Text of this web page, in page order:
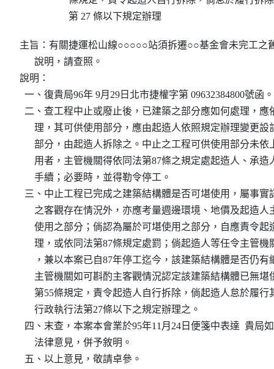
第 27 條以下規定辦理
主旨：有關捷運松山線○○○○○站須拆遷○○基金會未完工之
      說明，請查照。
說明：
  一、復貴局96年 9月29日北市捷權字第 09632384800號函。
二、查工程中止或廢止後，已建築之部分應如何處理，
理，其可供使用部分，應由起造人依照規定辦理變更
部分，由起造人拆除之。中止之工程可供使用部分未
用者，主管機關得依同法第87條之規定處起造人、承
      手續；必要時，並得勒令停工。
三、中止工程已完成之建築結構體是否可堪使用，屬事
之客觀存在情況外，亦應考量週邊環境、地價及起造
使用之部分；倘認為屬於可堪使用之部分，自應責令
理，或依同法第87條規定處罰；倘起造人等任令主管
，兼以本案已自87年停工迄今，該建築結構體是否仍
主管機關如可斟酌主客觀情況認定該建築結構體已無
第55條規定，責令起造人自行拆除，倘起造人怠於履
      行政執行法第27條以下之規定辦理之。
四、末查，本案本會業於95年11月24日便箋中表達  貴局
      法律意見，併予敘明。
  五、以上意見，敬請卓參。